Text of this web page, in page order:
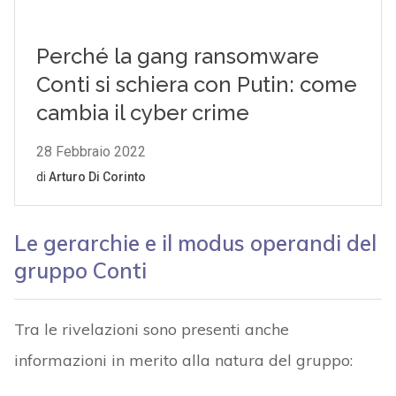
Le gerarchie e il modus operandi del
gruppo Conti
Tra le rivelazioni sono presenti anche
informazioni in merito alla natura del gruppo: